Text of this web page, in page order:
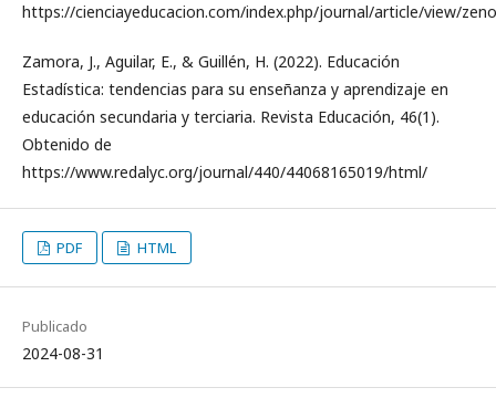
https://cienciayeducacion.com/index.php/journal/article/view/
Zamora, J., Aguilar, E., & Guillén, H. (2022). Educación
Estadística: tendencias para su enseñanza y aprendizaje en
educación secundaria y terciaria. Revista Educación, 46(1).
Obtenido de
https://www.redalyc.org/journal/440/44068165019/html/
PDF HTML
Publicado
2024-08-31